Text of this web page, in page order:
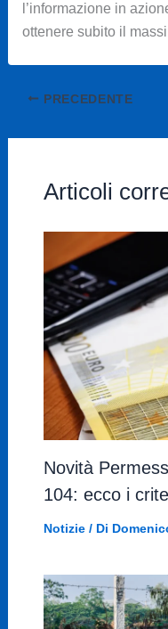
l’informazione in
ottenere subito il
PRECEDENTE
Articoli
Novità
104: ecco i
Notizie/ Di